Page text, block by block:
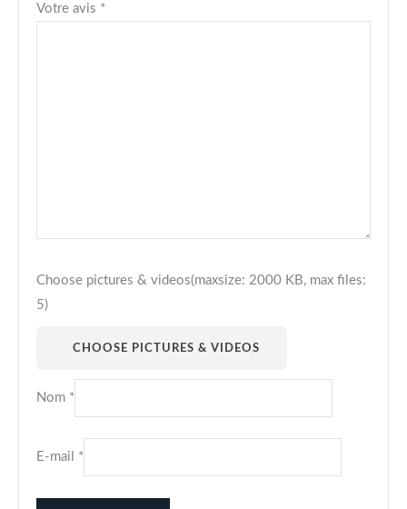
Votre avis *
Choose pictures & videos(maxsize: 2000 KB, max files:
5)
CHOOSE PICTURES & VIDEOS
Nom *
E-mail *